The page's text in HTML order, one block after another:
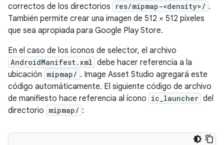
correctos de los directorios
res/mipmap-<density>/ .
También permite crear una imagen de 512 × 512 píxeles
que sea apropiada para Google Play Store.
En el caso de los íconos de selector, el archivo
AndroidManifest.xml debe hacer referencia a la
ubicación mipmap/ . Image Asset Studio agregará este
código automáticamente. El siguiente código de archivo
de manifiesto hace referencia al ícono ic_launcher del
directorio mipmap/ :